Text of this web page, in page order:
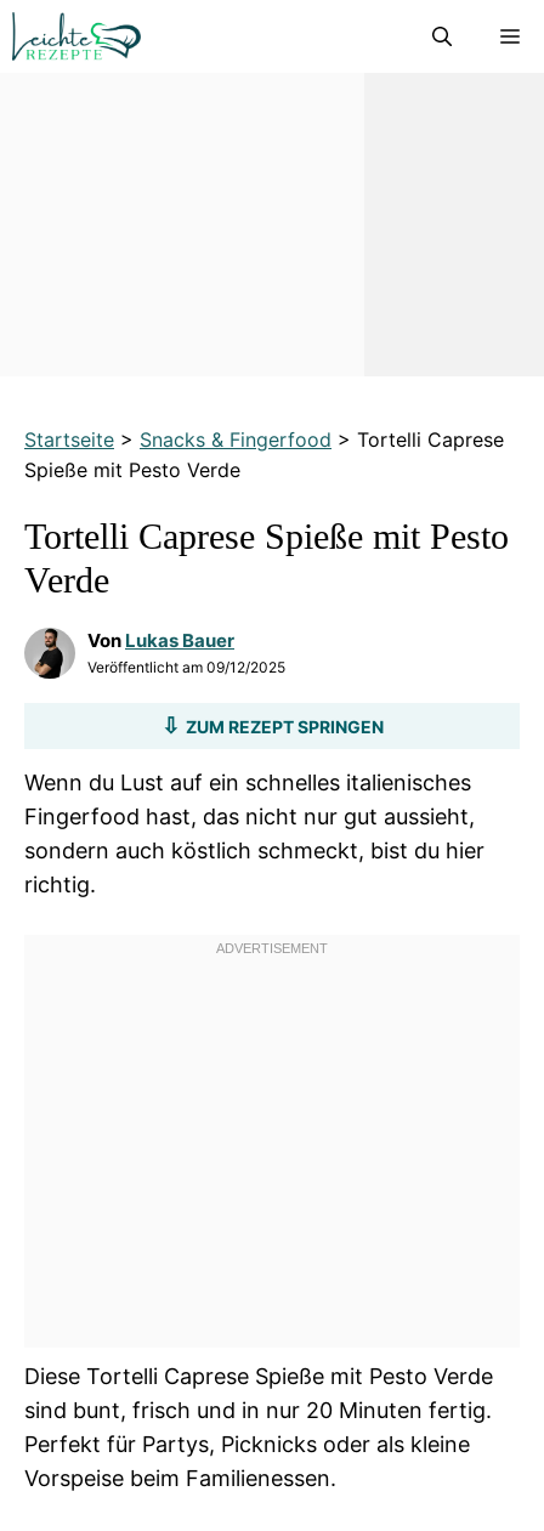
Zum
Inhalt
Startseite > Snacks & Fingerfood > Tortelli Caprese
Spieße mit Pesto Verde
Tortelli Caprese Spieße mit Pesto
Verde
Von Lukas Bauer
Veröffentlicht am 09/12/2025
ZUM REZEPT SPRINGEN
Wenn du Lust auf ein schnelles italienisches
Fingerfood hast, das nicht nur gut aussieht,
sondern auch köstlich schmeckt, bist du hier
richtig.
Diese Tortelli Caprese Spieße mit Pesto Verde
sind bunt, frisch und in nur 20 Minuten fertig.
Perfekt für Partys, Picknicks oder als kleine
Vorspeise beim Familienessen.